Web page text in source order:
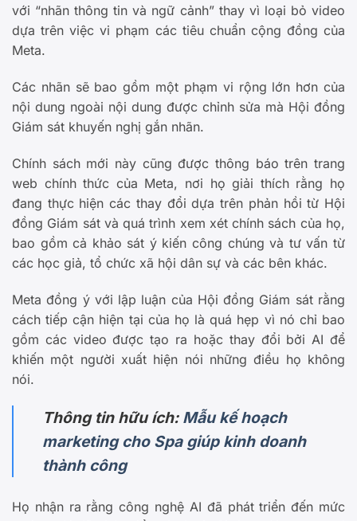
với “nhãn thông tin và ngữ cảnh” thay vì loại bỏ video
dựa trên việc vi phạm các tiêu chuẩn cộng đồng của
Meta.
Các nhãn sẽ bao gồm một phạm vi rộng lớn hơn của
nội dung ngoài nội dung được chỉnh sửa mà Hội đồng
Giám sát khuyến nghị gắn nhãn.
Chính sách mới này cũng được thông báo trên trang
web chính thức của Meta, nơi họ giải thích rằng họ
đang thực hiện các thay đổi dựa trên phản hồi từ Hội
đồng Giám sát và quá trình xem xét chính sách của họ,
bao gồm cả khảo sát ý kiến công chúng và tư vấn từ
các học giả, tổ chức xã hội dân sự và các bên khác.
Meta đồng ý với lập luận của Hội đồng Giám sát rằng
cách tiếp cận hiện tại của họ là quá hẹp vì nó chỉ bao
gồm các video được tạo ra hoặc thay đổi bởi AI để
khiến một người xuất hiện nói những điều họ không
nói.
Thông tin hữu ích: Mẫu kế hoạch
marketing cho Spa giúp kinh doanh
thành công
Họ nhận ra rằng công nghệ AI đã phát triển đến mức